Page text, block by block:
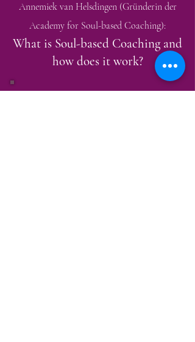
Annemiek van Helsdingen (Gründerin der
Academy for Soul-based Coaching):
What is Soul-based Coaching and
how does it work?